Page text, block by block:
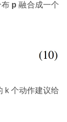
p 融合成一个
k 个动作建议给